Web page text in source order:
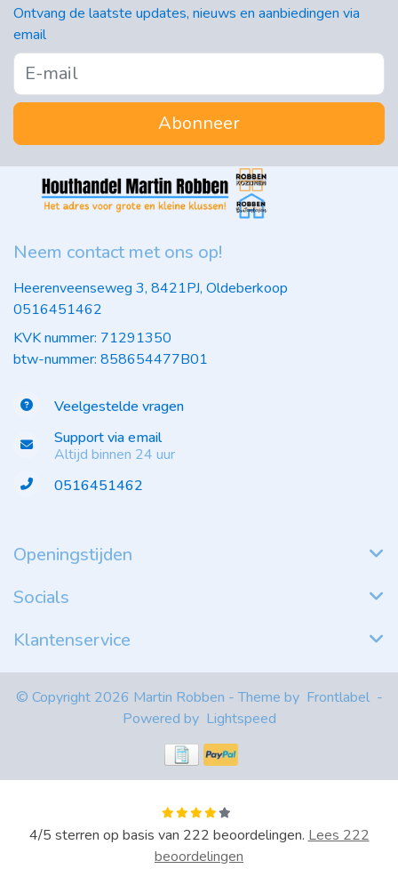
Ontvang de laatste updates, nieuws en aanbiedingen via
email
Abonneer
Neem contact met ons op!
Heerenveenseweg 3, 8421PJ, Oldeberkoop
0516451462
KVK nummer: 71291350
btw-nummer: 858654477B01
Veelgestelde vragen
Support via email
Altijd binnen 24 uur
0516451462
Openingstijden
Socials
Klantenservice
© Copyright 2026 Martin Robben - Theme by Frontlabel -
Powered by Lightspeed
4/5 sterren op basis van 222 beoordelingen. Lees 222
beoordelingen